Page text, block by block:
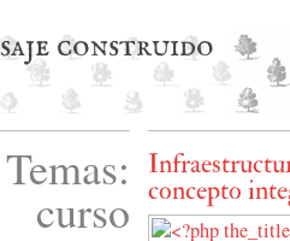
construido
Temas:
curso concepto